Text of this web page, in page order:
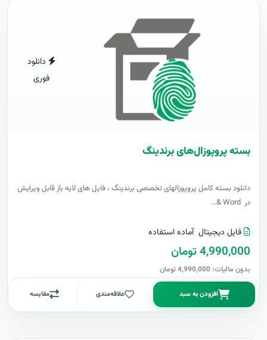
دانلود
فوری
بسته پروپوزال‌های برندینگ
دانلود بسته کامل پروپوزالهای تخصصی برندینگ ، فایل های لایه باز قابل ویرایش
در Word &..
فایل دیجیتال آماده استفاده
4,990,000 تومان
بدون مالیات: 4,990,000 تومان
افزودن به سبد علاقه‌مندی مقایسه